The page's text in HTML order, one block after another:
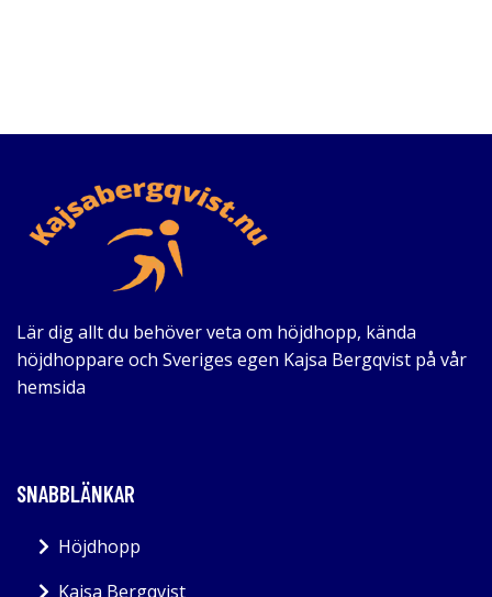
Lär dig allt du behöver veta om höjdhopp, kända
höjdhoppare och Sveriges egen Kajsa Bergqvist på vår
hemsida
SNABBLÄNKAR
Höjdhopp
Kajsa Bergqvist